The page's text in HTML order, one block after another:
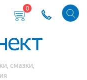
0
смазки,